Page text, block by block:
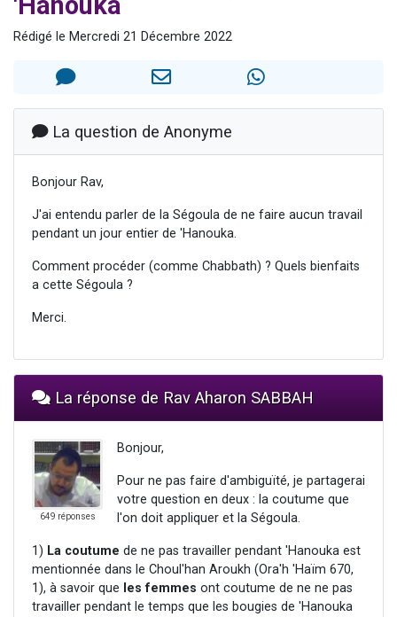
3 personnes viennent de faire un don pour 5 jours de vacances aux Orphelins
Rédigé le Mercredi 21 Décembre 2022
La question de Anonyme
Bonjour Rav,
J'ai entendu parler de la Ségoula de ne faire aucun travail
pendant un jour entier de 'Hanouka.
Comment procéder (comme Chabbath) ? Quels bienfaits
a cette Ségoula ?
Merci.
La réponse de Rav Aharon SABBAH
649 réponses
Bonjour,
Pour ne pas faire d'ambiguïté, je partagerai
votre question en deux : la coutume que
l'on doit appliquer et la Ségoula.
1) La coutume de ne pas travailler pendant 'Hanouka est
mentionnée dans le Choul'han Aroukh (Ora'h 'Haïm 670,
1), à savoir que les femmes ont coutume de ne ne pas
travailler pendant le temps que les bougies de 'Hanouka